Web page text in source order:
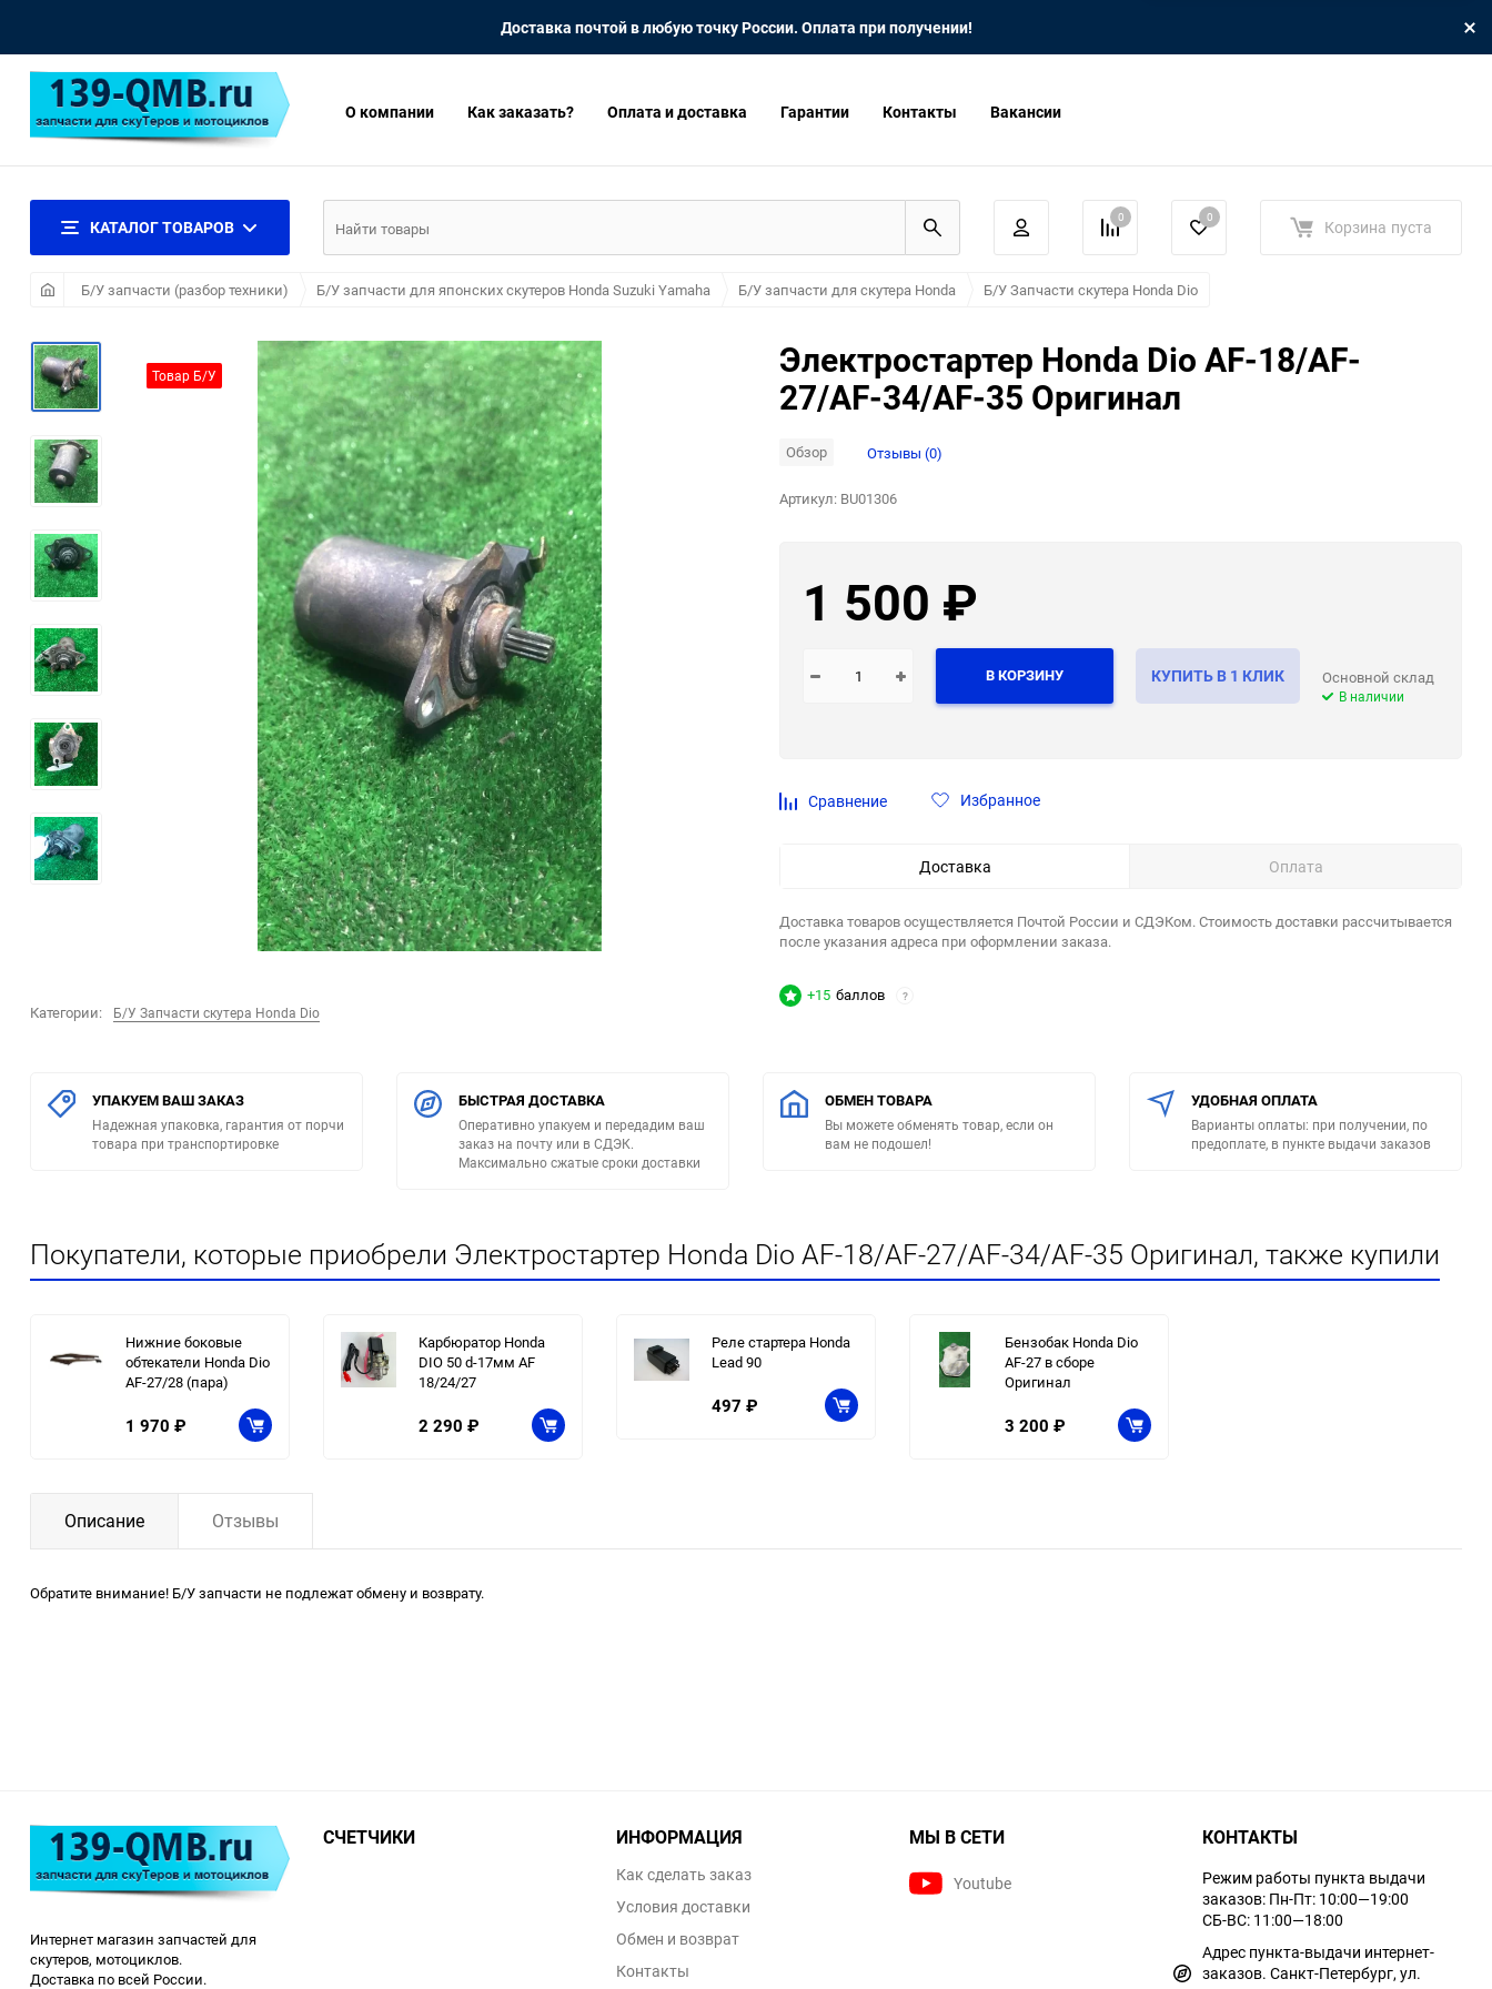
Доставка почтой в любую точку России. Оплата при получении!
О компании Как заказать? Оплата и доставка Гарантии Контакты Вакансии
КАТАЛОГ ТОВАРОВ 0 0 Корзина пуста
Б/У запчасти (разбор техники) Б/У запчасти для японских скутеров Honda Suzuki Yamaha Б/У запчасти для скутера Honda Б/У Запчасти скутера Honda Dio
Товар Б/У
Категории: Б/У Запчасти скутера Honda Dio
Электростартер Honda Dio AF-18/AF-
27/AF-34/AF-35 Оригинал
Обзор Отзывы (0)
Артикул: BU01306
1 500 ₽
В КОРЗИНУ КУПИТЬ В 1 КЛИК Основной склад
В наличии
Сравнение Избранное
Доставка Оплата
Доставка товаров осуществляется Почтой России и СДЭКом. Стоимость доставки рассчитывается
после указания адреса при оформлении заказа.
+15 баллов ?
УПАКУЕМ ВАШ ЗАКАЗ
Надежная упаковка, гарантия от порчи
товара при транспортировке
БЫСТРАЯ ДОСТАВКА
Оперативно упакуем и передадим ваш
заказ на почту или в СДЭК.
Максимально сжатые сроки доставки
ОБМЕН ТОВАРА
Вы можете обменять товар, если он
вам не подошел!
УДОБНАЯ ОПЛАТА
Варианты оплаты: при получении, по
предоплате, в пункте выдачи заказов
Покупатели, которые приобрели Электростартер Honda Dio AF-18/AF-27/AF-34/AF-35 Оригинал, также купили
Нижние боковые
обтекатели Honda Dio
AF-27/28 (пара)
1 970 ₽
Карбюратор Honda
DIO 50 d-17мм AF
18/24/27
2 290 ₽
Реле стартера Honda
Lead 90
497 ₽
Бензобак Honda Dio
AF-27 в сборе
Оригинал
3 200 ₽
Описание Отзывы
Обратите внимание! Б/У запчасти не подлежат обмену и возврату.
Интернет магазин запчастей для
скутеров, мотоциклов.
Доставка по всей России.
СЧЕТЧИКИ ИНФОРМАЦИЯ
Как сделать заказ
Условия доставки
Обмен и возврат
Контакты
МЫ В СЕТИ
Youtube
КОНТАКТЫ
Режим работы пункта выдачи
заказов: Пн-Пт: 10:00—19:00
СБ-ВС: 11:00—18:00
Адрес пункта-выдачи интернет-
заказов. Санкт-Петербург, ул.